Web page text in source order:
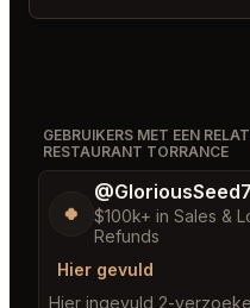
GEBRUIKERS MET EEN
RESTAURANT TORRANCE
🍀
$100k+ in Sales &
Refunds
Hier gevuld
Hier ingevuld 2-